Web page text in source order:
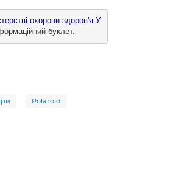
охорони здоров'я У
буклет.
Polaroid